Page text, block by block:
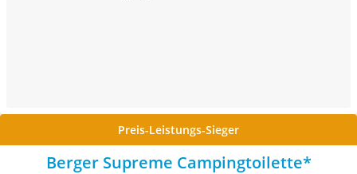
Preis-Leistungs-Sieger
Berger Supreme Campingtoilette